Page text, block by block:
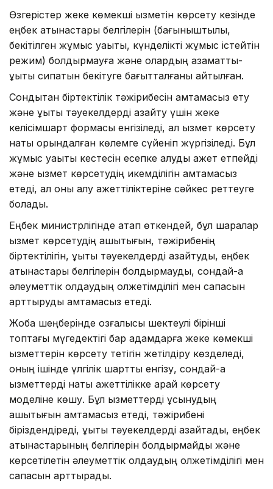
Өзгерістер жеке көмекші қызметін көрсету кезінде
еңбек қатынастары белгілерін (бағыныштылық,
бекітілген жұмыс уақыты, күнделікті жұмыс істейтін
режим) болдырмауға және олардың азаматтық-
құқықтық сипатын бекітуге бағытталғаны айтылған.
Сондықтан біртектілік тәжірибесін қамтамасыз ету
және құқықтық тәуекелдерді азайту үшін жеке
келісімшарт формасы енгізіледі, ал қызмет көрсету
нақты орындалған көлемге сүйеніп жүргізіледі. Бұл
жұмыс уақыты кестесін есепке алуды қажет етпейді
және қызмет көрсетудің икемділігін қамтамасыз
етеді, ал оны алу қажеттіліктеріне сәйкес реттеуге
болады.
Еңбек министрлігінде атап өткендей, бұл шаралар
қызмет көрсетудің ашықтығын, тәжірибенің
біртектілігін, құқықтық тәуекелдерді азайтуды, еңбек
қатынастары белгілерін болдырмауды, сондай-ақ
әлеуметтік қолдаудың қолжетімділігі мен сапасын
арттыруды қамтамасыз етеді.
Жоба шеңберінде қозғалысы шектеулі бірінші
топтағы мүгедектігі бар адамдарға жеке көмекші
қызметтерін көрсету тетігін жетілдіру көзделеді,
оның ішінде үлгілік шартты енгізу, сондай-ақ
қызметтерді нақты қажеттілікке қарай көрсету
моделіне көшу. Бұл қызметтерді ұсынудың
ашықтығын қамтамасыз етеді, тәжірибені
біріздендіреді, құқықтық тәуекелдерді азайтады, еңбек
қатынастарының белгілерін болдырмайды және
көрсетілетін әлеуметтік қолдаудың қолжетімділігі мен
сапасын арттырады.